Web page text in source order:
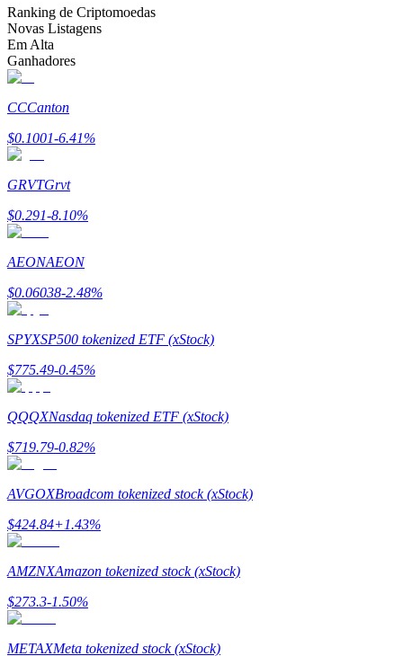
Análise de big data, incluindo informações comerciais, etc.
Guia
Ranking de Criptomoedas
Novas Listagens
Em Alta
Ganhadores
CCCanton
$0.1001-6.41%
GRVTGrvt
$0.291-8.10%
AEONAEON
$0.06038-2.48%
SPYXSP500 tokenized ETF (xStock)
$775.49-0.45%
QQQXNasdaq tokenized ETF (xStock)
$719.79-0.82%
AVGOXBroadcom tokenized stock (xStock)
$424.84+1.43%
AMZNXAmazon tokenized stock (xStock)
$273.3-1.50%
METAXMeta tokenized stock (xStock)